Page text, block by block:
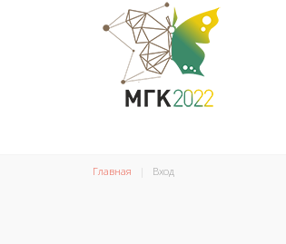
Главная Вход